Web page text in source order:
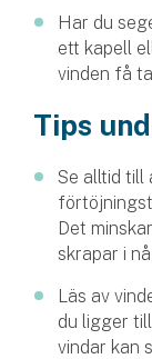
Hemförsäkring
Företag
Har du
ett kapell
vinden få
Tips
Se alltid till
Det
skrapar i
Läs av
du ligger
vindar kan